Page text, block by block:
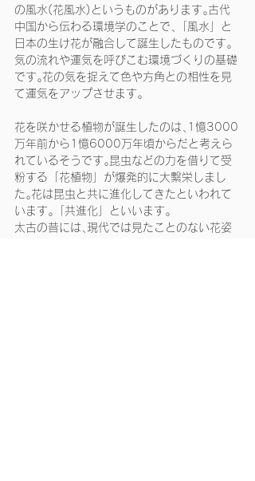
の風水(花風水)というものがあります｡古代
中国から伝わる環境学のことで､「風水」と
日本の生け花が融合して誕生したものです｡
気の流れや運気を呼びこむ環境づくりの基礎
です｡花の気を捉えて色や方角との相性を見
て運気をアップさせます｡
花を咲かせる植物が誕生したのは､1憶3000
万年前から1憶6000万年頃からだと考えら
れているそうです｡昆虫などの力を借りて受
粉する「花植物」が爆発的に大繫栄しまし
た｡花は昆虫と共に進化してきたといわれて
います｡「共進化」といいます｡
太古の昔には､現代では見たことのない花姿